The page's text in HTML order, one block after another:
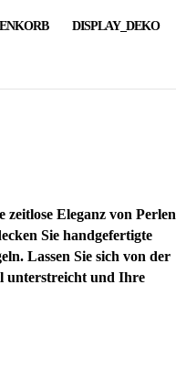
DISPLAY_DEKO
Eleganz von Perlen
Sie handgefertigte
Lassen Sie sich von der
unterstreicht und Ihre